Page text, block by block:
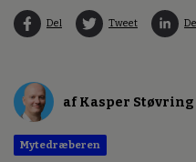
Del Tweet
af Kasper Støvring
Mytedræberen